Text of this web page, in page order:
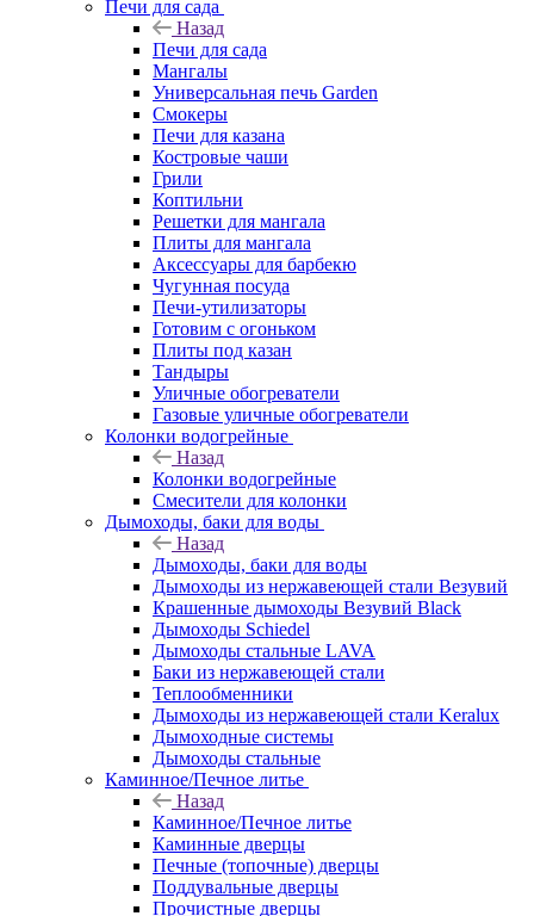
Печи для сада
Назад
Печи для сада
Мангалы
Универсальная печь Garden
Смокеры
Печи для казана
Костровые чаши
Грили
Коптильни
Решетки для мангала
Плиты для мангала
Аксессуары для барбекю
Чугунная посуда
Печи-утилизаторы
Готовим с огоньком
Плиты под казан
Тандыры
Уличные обогреватели
Газовые уличные обогреватели
Колонки водогрейные
Назад
Колонки водогрейные
Смесители для колонки
Дымоходы, баки для воды
Назад
Дымоходы, баки для воды
Дымоходы из нержавеющей стали Везувий
Крашенные дымоходы Везувий Black
Дымоходы Schiedel
Дымоходы стальные LAVA
Баки из нержавеющей стали
Теплообменники
Дымоходы из нержавеющей стали Keralux
Дымоходные системы
Дымоходы стальные
Каминное/Печное литье
Назад
Каминное/Печное литье
Каминные дверцы
Печные (топочные) дверцы
Поддувальные дверцы
Прочистные дверцы